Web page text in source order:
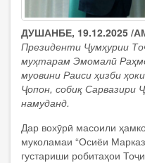
ДУШАНБЕ, 19.12.2025 /
Президенти Ҷумҳурии
муҳтарам Эмомалӣ
муовини Раиси ҳизби
Ҷопон, собиқ Сарвазири
намуданд.
Дар вохӯрӣ масоили
муколамаи “Осиёи
густариши робитаҳои